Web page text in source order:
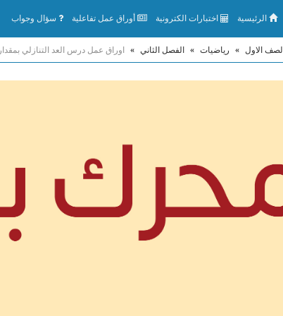
الرئيسية اختبارات الكترونية أوراق عمل تفاعلية سؤال وجواب
الصف الاول » رياضيات » الفصل الثاني » اوراق عمل درس العد التنازلي بمقدار 1 او 2 او 3 رياضيات للصف الاول